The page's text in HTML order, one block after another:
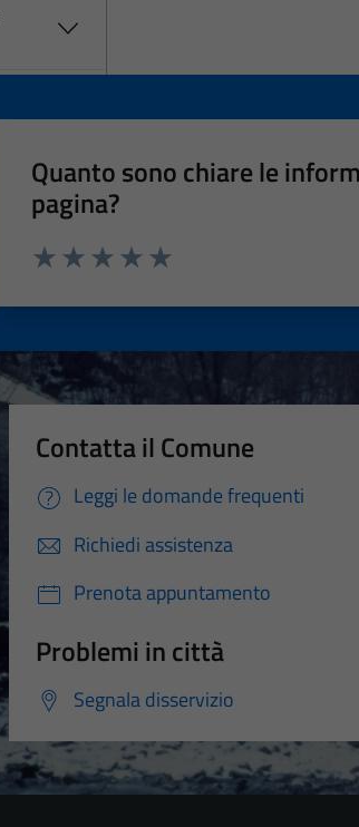
Quanto sono chiare le
pagina?
Contatta il Comune
Leggi le domande frequenti
Richiedi assistenza
Prenota appuntamento
Problemi in città
Segnala disservizio